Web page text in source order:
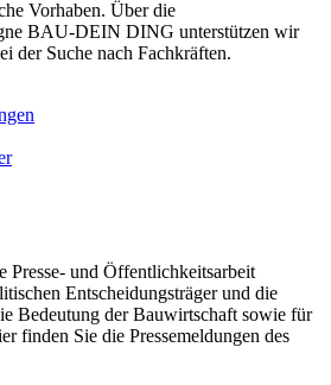
Vorhaben. Über die
BAU-DEIN DING unterstützen wir
der Suche nach Fachkräften.
Presse- und Öffentlichkeitsarbeit
Entscheidungsträger und die
Bedeutung der Bauwirtschaft sowie für
finden Sie die Pressemeldungen des